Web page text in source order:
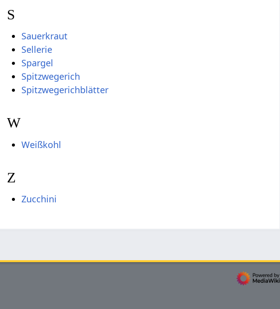
S
Sauerkraut
Sellerie
Spargel
Spitzwegerich
Spitzwegerichblätter
W
Weißkohl
Z
Zucchini